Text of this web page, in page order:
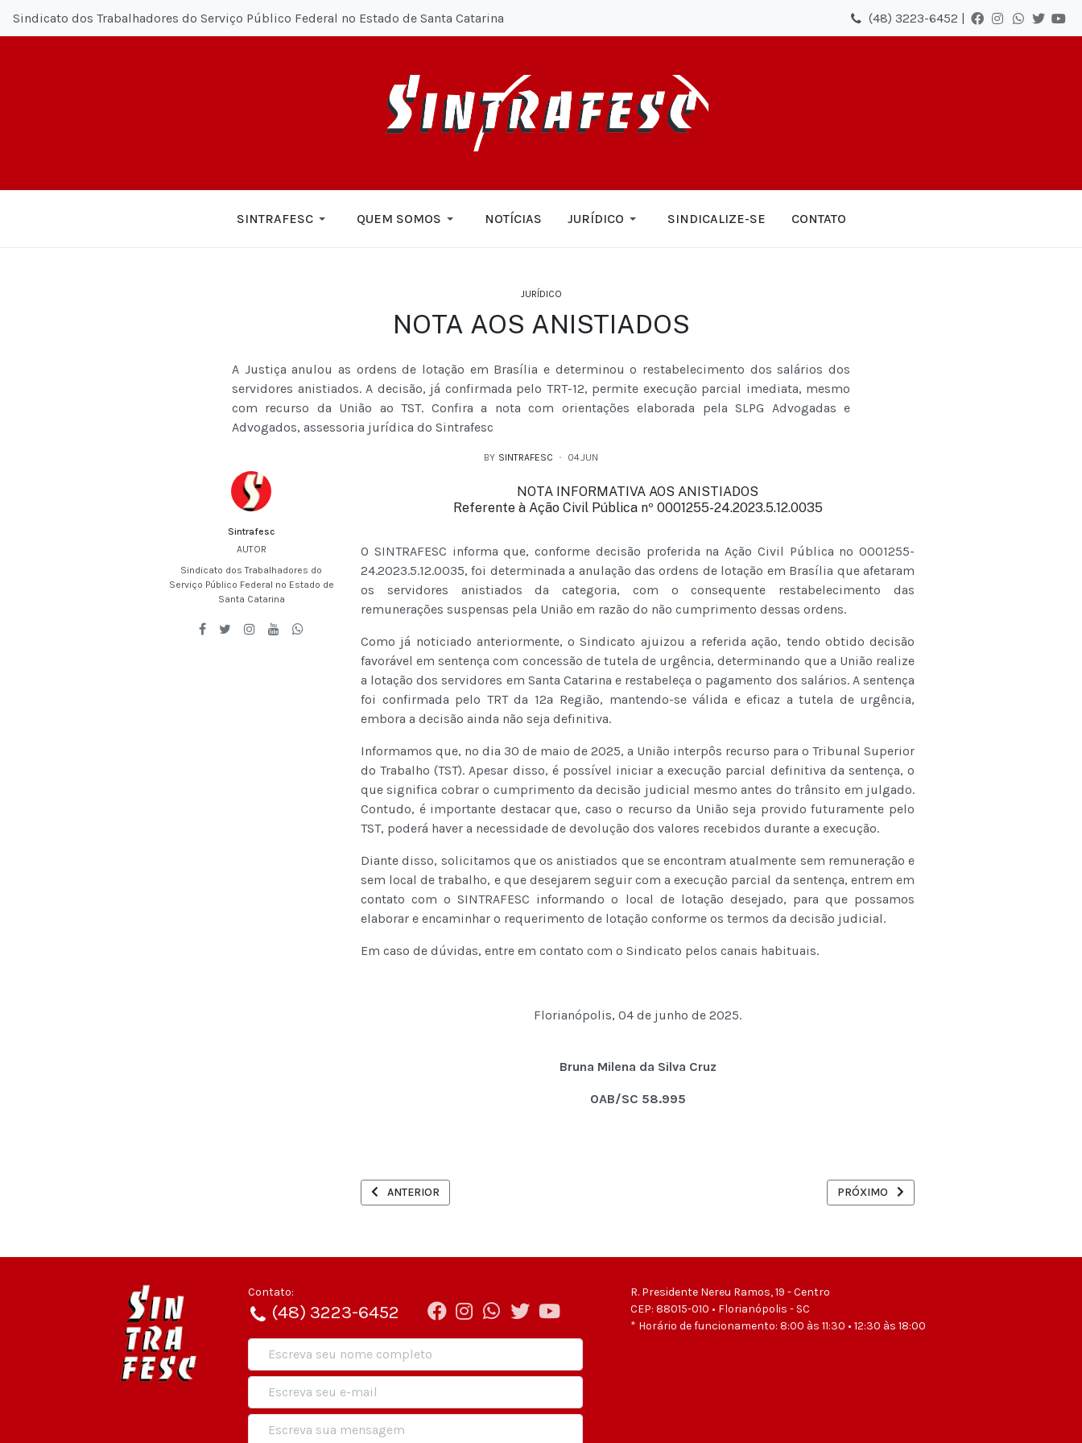
Sindicato dos Trabalhadores do Serviço Público Federal no Estado de Santa Catarina (48) 3223-6452 |
SINTRAFESC QUEM SOMOS NOTÍCIAS JURÍDICO SINDICALIZE-SE CONTATO
JURÍDICO
NOTA AOS ANISTIADOS
A Justiça anulou as ordens de lotação em Brasília e determinou o restabelecimento dos salários dos
servidores anistiados. A decisão, já confirmada pelo TRT-12, permite execução parcial imediata, mesmo
com recurso da União ao TST. Confira a nota com orientações elaborada pela SLPG Advogadas e
Advogados, assessoria jurídica do Sintrafesc
BY SINTRAFESC 04.JUN
Sintrafesc
AUTOR
Sindicato dos Trabalhadores do
Serviço Público Federal no Estado de
Santa Catarina
NOTA INFORMATIVA AOS ANISTIADOS
Referente à Ação Civil Pública nº 0001255-24.2023.5.12.0035
O SINTRAFESC informa que, conforme decisão proferida na Ação Civil Pública nº 0001255-
24.2023.5.12.0035, foi determinada a anulação das ordens de lotação em Brasília que afetaram
os servidores anistiados da categoria, com o consequente restabelecimento das
remunerações suspensas pela União em razão do não cumprimento dessas ordens.
Como já noticiado anteriormente, o Sindicato ajuizou a referida ação, tendo obtido decisão
favorável em sentença com concessão de tutela de urgência, determinando que a União realize
a lotação dos servidores em Santa Catarina e restabeleça o pagamento dos salários. A sentença
foi confirmada pelo TRT da 12ª Região, mantendo-se válida e eficaz a tutela de urgência,
embora a decisão ainda não seja definitiva.
Informamos que, no dia 30 de maio de 2025, a União interpôs recurso para o Tribunal Superior
do Trabalho (TST). Apesar disso, é possível iniciar a execução parcial definitiva da sentença, o
que significa cobrar o cumprimento da decisão judicial mesmo antes do trânsito em julgado.
Contudo, é importante destacar que, caso o recurso da União seja provido futuramente pelo
TST, poderá haver a necessidade de devolução dos valores recebidos durante a execução.
Diante disso, solicitamos que os anistiados que se encontram atualmente sem remuneração e
sem local de trabalho, e que desejarem seguir com a execução parcial da sentença, entrem em
contato com o SINTRAFESC informando o local de lotação desejado, para que possamos
elaborar e encaminhar o requerimento de lotação conforme os termos da decisão judicial.
Em caso de dúvidas, entre em contato com o Sindicato pelos canais habituais.
Florianópolis, 04 de junho de 2025.
Bruna Milena da Silva Cruz
OAB/SC 58.995
ARTIGO ANTERIOR: PRECATÓRIOS FEDERAIS SERÃO DISPONIBILIZADOS A PARTIR DO DIA 30 DE JULHO NOS ESTADOS DE SC E PR
ANTERIOR PRÓXIMO ARTIGO: BANCADA SINDICAL
PRÓXIMO
Contato:
(48) 3223-6452
R. Presidente Nereu Ramos, 19 - Centro
CEP: 88015-010 • Florianópolis - SC
* Horário de funcionamento: 8:00 às 11:30 • 12:30 às 18:00